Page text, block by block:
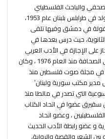
والباحث الفلسطيني
“طلعت سقيرق”، ولد في طرابلس بلبنان عام 1953،
في دمشق وفيها تلقى
حيث درس بعدها في
الإجازة في الأدب العربي
عام 1979 ،عمل في الصحافة منذ العام 1976 ، وكان
في مجلة صوت فلسطين منذ
وشغل مدير مكتب سورية ولبنان’
التي تصدر في مالطا منذ
سقيرق عضوا في اتحاد الكتاب
، وعضو اتحاد
و عضو رابطة الأدب الحديث
بين الشعر والقصة والرواية،